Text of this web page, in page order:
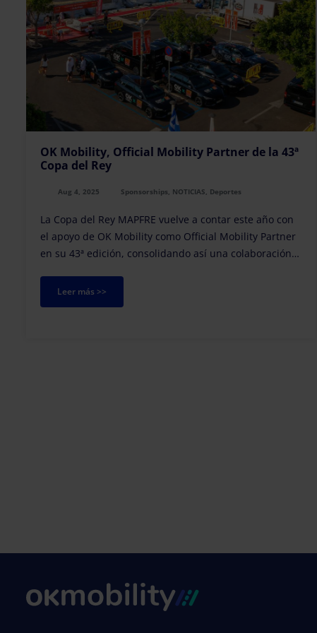
OK Mobility, Official Mobility Partner de la 43ª
Copa del Rey
Aug 4, 2025 Sponsorships, NOTICIAS, Deportes
La Copa del Rey MAPFRE vuelve a contar este año con
el apoyo de OK Mobility como Official Mobility Partner
en su 43ª edición, consolidando así una colaboración
Leer más >>